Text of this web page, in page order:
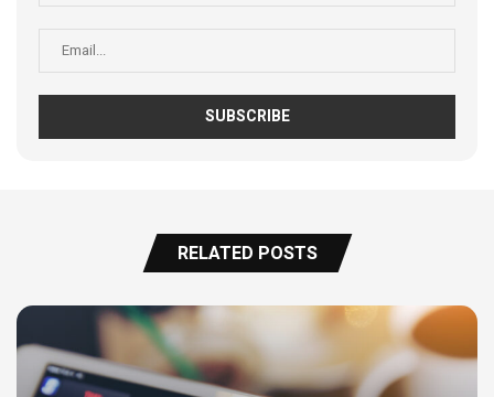
RELATED POSTS